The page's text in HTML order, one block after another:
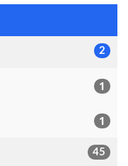
2
1
1
45